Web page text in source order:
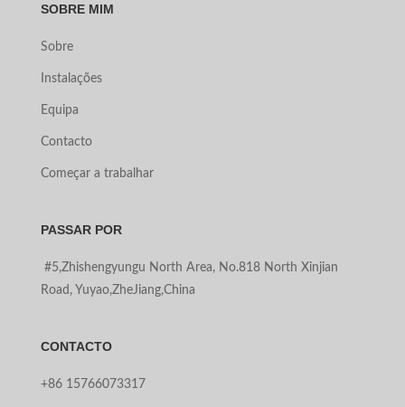
SOBRE MIM
Sobre
Instalações
Equipa
Contacto
Começar a trabalhar
PASSAR POR
#5,Zhishengyungu North Area, No.818 North Xinjian
Road, Yuyao,ZheJiang,China
CONTACTO
+86 15766073317